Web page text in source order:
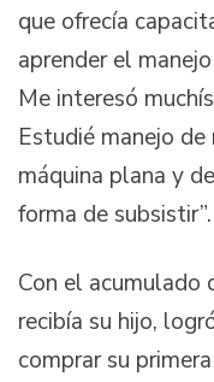
que ofrecía
aprender el
Me interesó
Estudié manejo
máquina plana y
forma de subsistir”.
Con el acumulado
recibía su hijo,
comprar su